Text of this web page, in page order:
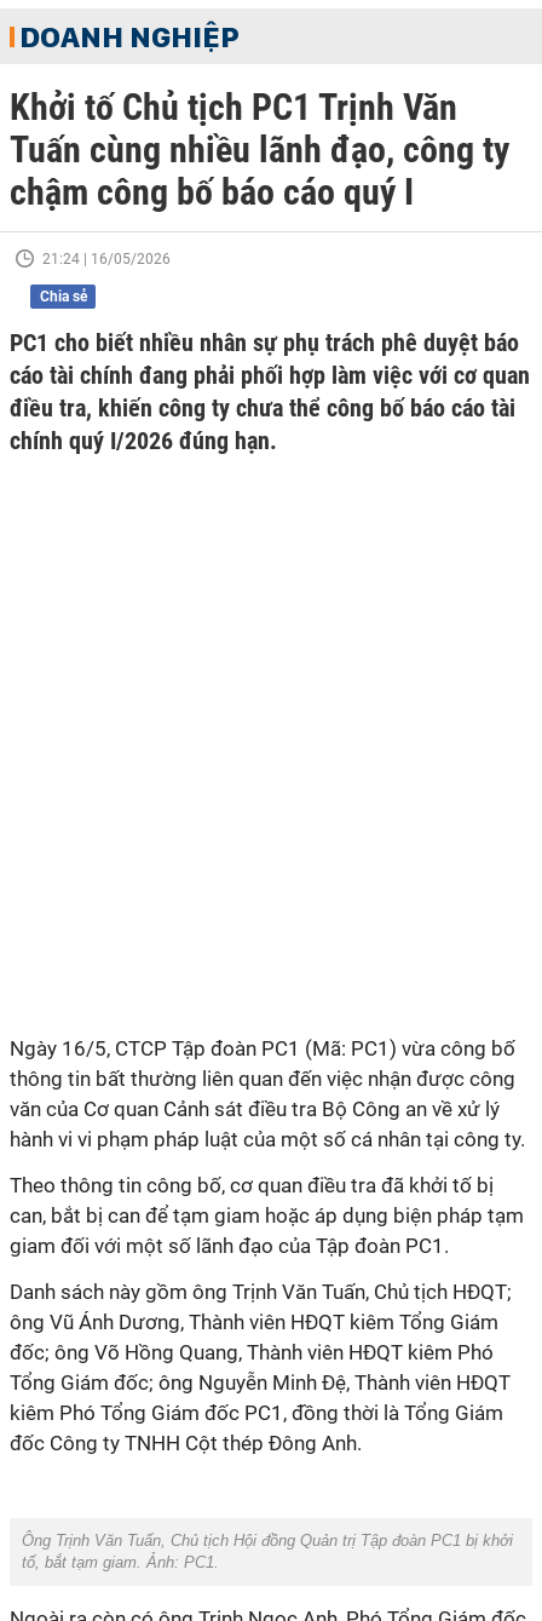
DOANH NGHIỆP
Khởi tố Chủ tịch PC1 Trịnh Văn
Tuấn cùng nhiều lãnh đạo, công ty
chậm công bố báo cáo quý I
21:24 | 16/05/2026
Chia sẻ
PC1 cho biết nhiều nhân sự phụ trách phê duyệt báo
cáo tài chính đang phải phối hợp làm việc với cơ quan
điều tra, khiến công ty chưa thể công bố báo cáo tài
chính quý I/2026 đúng hạn.
Ngày 16/5, CTCP Tập đoàn PC1 (Mã: PC1) vừa công bố
thông tin bất thường liên quan đến việc nhận được công
văn của Cơ quan Cảnh sát điều tra Bộ Công an về xử lý
hành vi vi phạm pháp luật của một số cá nhân tại công ty.
Theo thông tin công bố, cơ quan điều tra đã khởi tố bị
can, bắt bị can để tạm giam hoặc áp dụng biện pháp tạm
giam đối với một số lãnh đạo của Tập đoàn PC1.
Danh sách này gồm ông Trịnh Văn Tuấn, Chủ tịch HĐQT;
ông Vũ Ánh Dương, Thành viên HĐQT kiêm Tổng Giám
đốc; ông Võ Hồng Quang, Thành viên HĐQT kiêm Phó
Tổng Giám đốc; ông Nguyễn Minh Đệ, Thành viên HĐQT
kiêm Phó Tổng Giám đốc PC1, đồng thời là Tổng Giám
đốc Công ty TNHH Cột thép Đông Anh.
Ông Trịnh Văn Tuấn, Chủ tịch Hội đồng Quản trị Tập đoàn PC1 bị khởi
tố, bắt tạm giam. Ảnh: PC1.